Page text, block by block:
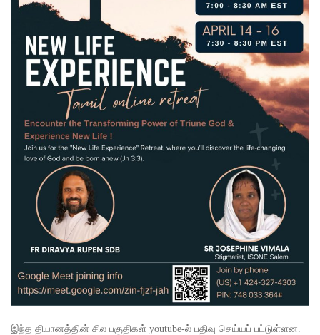
இந்த தியானத்தின் சில பகுதிகள் youtube-ல் பதிவு செய்யப் பட்டுள்ளன.